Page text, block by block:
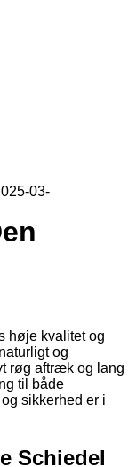
03-
høje kvalitet og
og
røg aftræk og lang
til både
sikkerhed er i
Schiedel